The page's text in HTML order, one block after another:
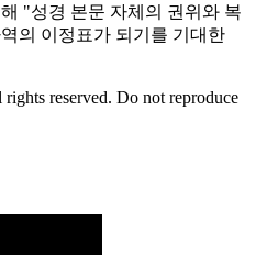
"성경 본문 자체의 권위와 복
의 이정표가 되기를 기대한
reserved. Do not reproduce